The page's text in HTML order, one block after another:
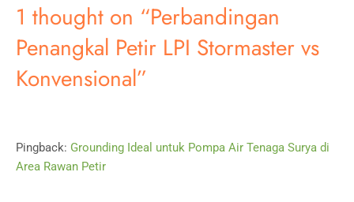
1 thought on “Perbandingan
Penangkal Petir LPI Stormaster vs
Konvensional”
Pingback: Grounding Ideal untuk Pompa Air Tenaga Surya di
Area Rawan Petir